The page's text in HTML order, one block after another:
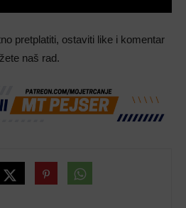
pretplatiti, ostaviti like i komentar
naš rad.